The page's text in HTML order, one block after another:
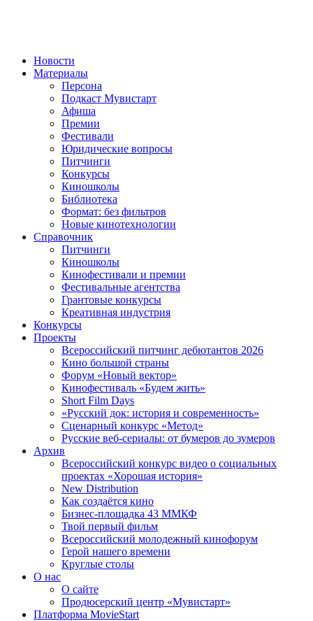
Новости
Материалы
Персона
Подкаст Мувистарт
Афиша
Премии
Фестивали
Юридические вопросы
Питчинги
Конкурсы
Киношколы
Библиотека
Формат: без фильтров
Новые кинотехнологии
Справочник
Питчинги
Киношколы
Кинофестивали и премии
Фестивальные агентства
Грантовые конкурсы
Креативная индустрия
Конкурсы
Проекты
Всероссийский питчинг дебютантов 2026
Кино большой страны
Форум «Новый вектор»
Кинофестиваль «Будем жить»
Short Film Days
«Русский док: история и современность»
Сценарный конкурс «Метод»
Русские веб-сериалы: от бумеров до зумеров
Архив
Всероссийский конкурс видео о социальных
проектах «Хорошая история»
New Distribution
Как создаётся кино
Бизнес-площадка 43 ММКФ
Твой первый фильм
Всероссийский молодежный кинофорум
Герой нашего времени
Круглые столы
О нас
О сайте
Продюсерский центр «Мувистарт»
Платформа MovieStart